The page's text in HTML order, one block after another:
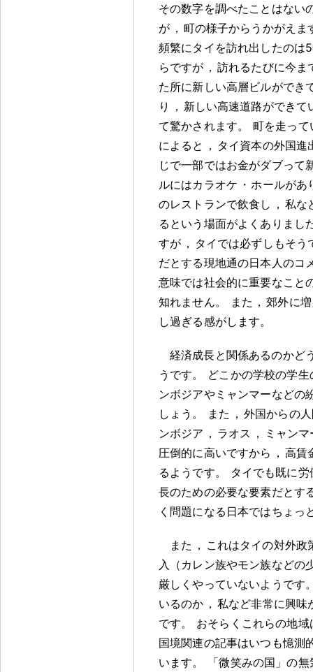
その数字を調べたことはない
が ， 町の様子からうかがえま
頻繁にタイを訪れ出したのは
らですが ， 訪れるたびに今ま
た所に新しい高層ビルができ
り
， 新しい高速道路ができて
て驚かされます。
町を走って
によると ， タイ資本の外国進
じで一部ではお金がダブって
ルにはカラオケ ・ ホールがあ
のレストランで飲食し ， 私な
るという場面がよくありまし
すが ， タイでは必ずしもそう
だとする現地通の日本人のコ
意味では社会的に重要なこと
知れません。 また ， 郊外に
し過ぎる感がします。
経済成長と関係あるのかど
うです。
どこかの学校の学
ンボジアやミャンマーなどの
しょう 。 また ， 外国からの
ンボジア ， ラオス ，
ミャンマ
圧倒的に高いですから ， 高賃
るようです。
タイでも既に
長のための必要な要素だとす
く問題になる日本ではちょっ
また ， これはタイの対外
入（カレン族やモン族などの
厳しくやっていないようです
いるのか ， 私など非常に興味
です。
おそらくこれらの地
国境関連の記事はいつも憶測
います。 「微笑みの国」の